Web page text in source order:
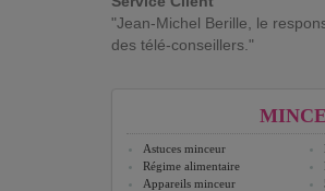
"Jean-Michel Berille, le
des télé-conseillers."
Astuces minceur
Régime alimentaire
Appareils minceur